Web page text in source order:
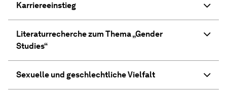
Karriereeinstieg
Literaturrecherche zum Thema „Gender
Studies“
Sexuelle und geschlechtliche Viel­falt